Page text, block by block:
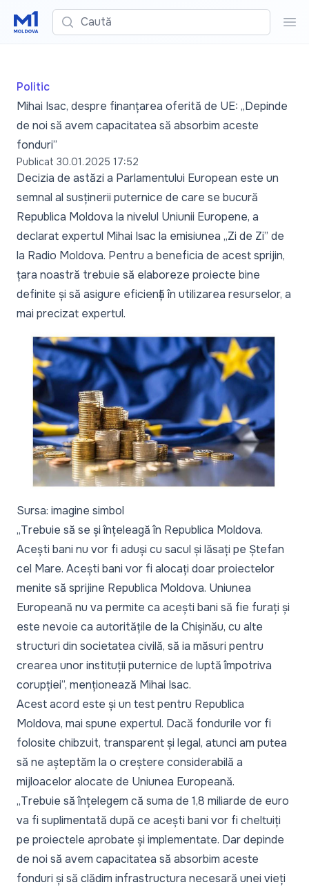
Caută
Politic
Mihai Isac, despre finanțarea oferită de UE: „Depinde
de noi să avem capacitatea să absorbim aceste
fonduri”
Publicat 30.01.2025 17:52
Decizia de astăzi a Parlamentului European este un
semnal al susținerii puternice de care se bucură
Republica Moldova la nivelul Uniunii Europene, a
declarat expertul Mihai Isac la emisiunea „Zi de Zi” de
la Radio Moldova. Pentru a beneficia de acest sprijin,
țara noastră trebuie să elaboreze proiecte bine
definite și să asigure eficiență în utilizarea resurselor, a
mai precizat expertul.
Sursa: imagine simbol
„Trebuie să se și înțeleagă în Republica Moldova.
Acești bani nu vor fi aduși cu sacul și lăsați pe Ștefan
cel Mare. Acești bani vor fi alocați doar proiectelor
menite să sprijine Republica Moldova. Uniunea
Europeană nu va permite ca acești bani să fie furați și
este nevoie ca autoritățile de la Chișinău, cu alte
structuri din societatea civilă, să ia măsuri pentru
crearea unor instituții puternice de luptă împotriva
corupției”, menționează Mihai Isac.
Acest acord este și un test pentru Republica
Moldova, mai spune expertul. Dacă fondurile vor fi
folosite chibzuit, transparent și legal, atunci am putea
să ne așteptăm la o creștere considerabilă a
mijloacelor alocate de Uniunea Europeană.
„Trebuie să înțelegem că suma de 1,8 miliarde de euro
va fi suplimentată după ce acești bani vor fi cheltuiți
pe proiectele aprobate și implementate. Dar depinde
de noi să avem capacitatea să absorbim aceste
fonduri și să clădim infrastructura necesară unei vieți